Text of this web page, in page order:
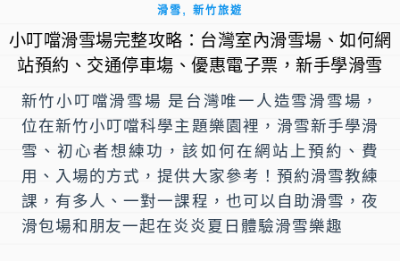
滑雪 , 新竹旅遊
小叮噹滑雪場完整攻略：台灣室內滑雪場、如何網
站預約、交通停車塲、優惠電子票，新手學滑雪
新竹小叮噹滑雪場 是台灣唯一人造雪滑雪場，
位在新竹小叮噹科學主題樂園裡，滑雪新手學滑
雪、初心者想練功，該如何在網站上預約、費
用、入場的方式，提供大家參考！預約滑雪教練
課，有多人、一對一課程，也可以自助滑雪，夜
滑包場和朋友一起在炎炎夏日體驗滑雪樂趣